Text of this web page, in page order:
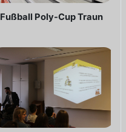
Fußball Poly-Cup Traun